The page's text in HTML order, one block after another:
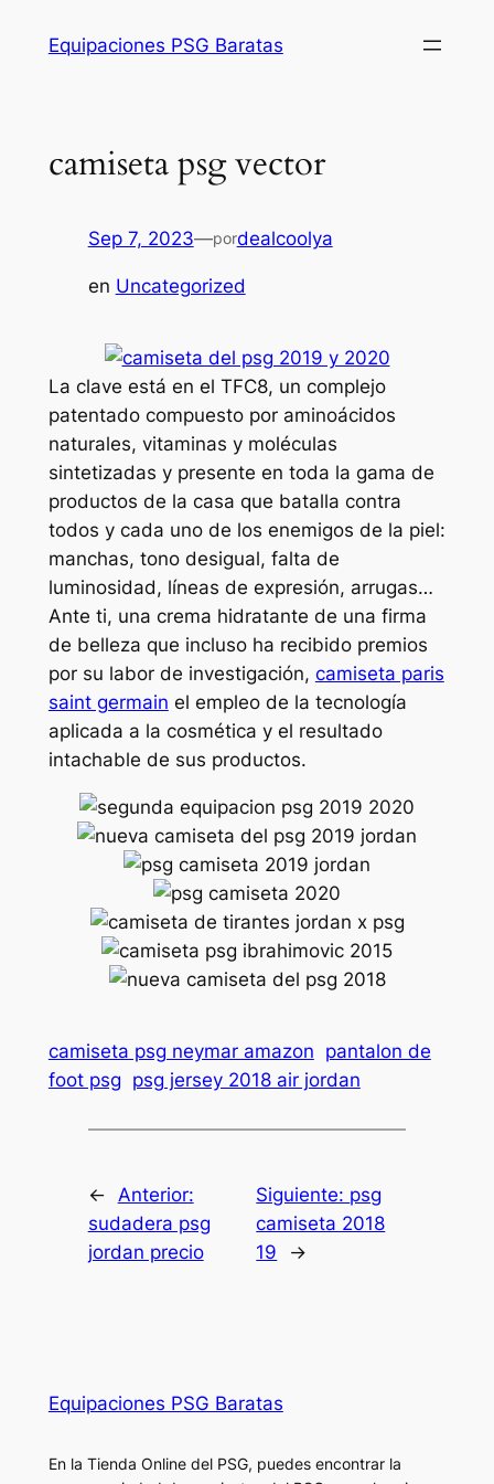
Equipaciones PSG Baratas
camiseta psg vector
Sep 7, 2023—pordealcoolya
en Uncategorized
La clave está en el TFC8, un complejo
patentado compuesto por aminoácidos
naturales, vitaminas y moléculas
sintetizadas y presente en toda la gama de
productos de la casa que batalla contra
todos y cada uno de los enemigos de la piel:
manchas, tono desigual, falta de
luminosidad, líneas de expresión, arrugas…
Ante ti, una crema hidratante de una firma
de belleza que incluso ha recibido premios
por su labor de investigación, camiseta paris
saint germain el empleo de la tecnología
aplicada a la cosmética y el resultado
intachable de sus productos.
camiseta psg neymar amazon pantalon de
foot psg psg jersey 2018 air jordan
←
Anterior:
sudadera psg
jordan precio
Siguiente: psg
camiseta 2018
19
→
Equipaciones PSG Baratas
En la Tienda Online del PSG, puedes encontrar la